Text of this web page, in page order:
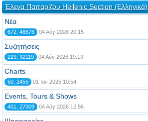
Έλενα Παπαρίζου Hellenic Section (Ελληνικά)
Νέα
672, 46576 04 Αύγ 2026 20:15
Συζητήσεις
229, 32119 04 Αύγ 2026 19:19
Charts
50, 2455 01 Ιαν 2025 10:54
Events, Tours & Shows
401, 27009 04 Αύγ 2026 12:56